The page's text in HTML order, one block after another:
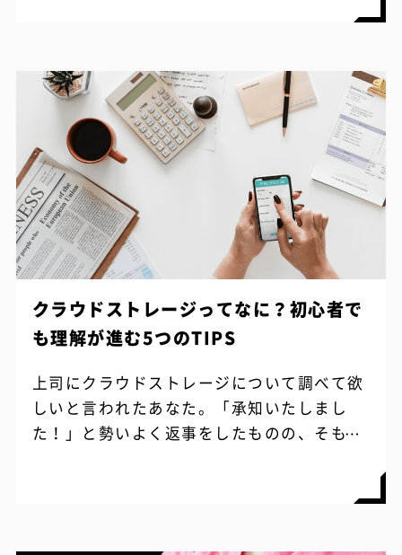
クラウドストレージってなに？初心者で
も理解が進む5つのTIPS
上司にクラウドストレージについて調べて欲
しいと言われたあなた。「承知いたしまし
た！」と勢いよく返事をしたものの、そもそ